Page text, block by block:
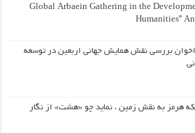
Global Arbaein Gathering in the
Humanities”
بررسی نقش همایش جهانی اربعین در توسعه
هرمز به نقش زمین ، نماید چو «هشت» از نگار